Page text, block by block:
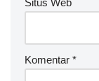
Komentar *